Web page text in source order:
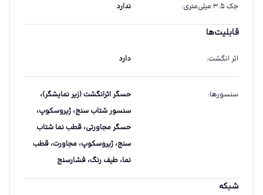
جک ۳.۵ میلی‌متری : ندارد
قابلیت‌ها
اثر انگشت: دارد
سنسورها:
حسگر اثرانگشت (زیر نمایشگر)،
سنسور شتاب سنج، ژیروسکوپ،
حسگر مجاورتی، قطب نما شتاب
سنج، ژیروسکوپ، مجاورت، قطب
نما، طیف رنگ، فشارسنج
شبکه